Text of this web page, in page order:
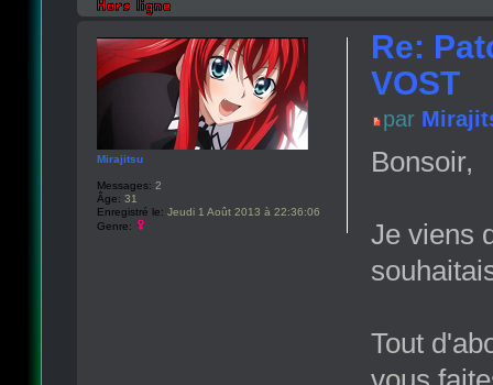
Re:
VOST
par
Bonsoir,
Je viens
Tout
Mirajitsu
Messages: 2
Âge: 31
Enregistré le: Jeudi 1 Août 2013 à 22:36:06
Genre: